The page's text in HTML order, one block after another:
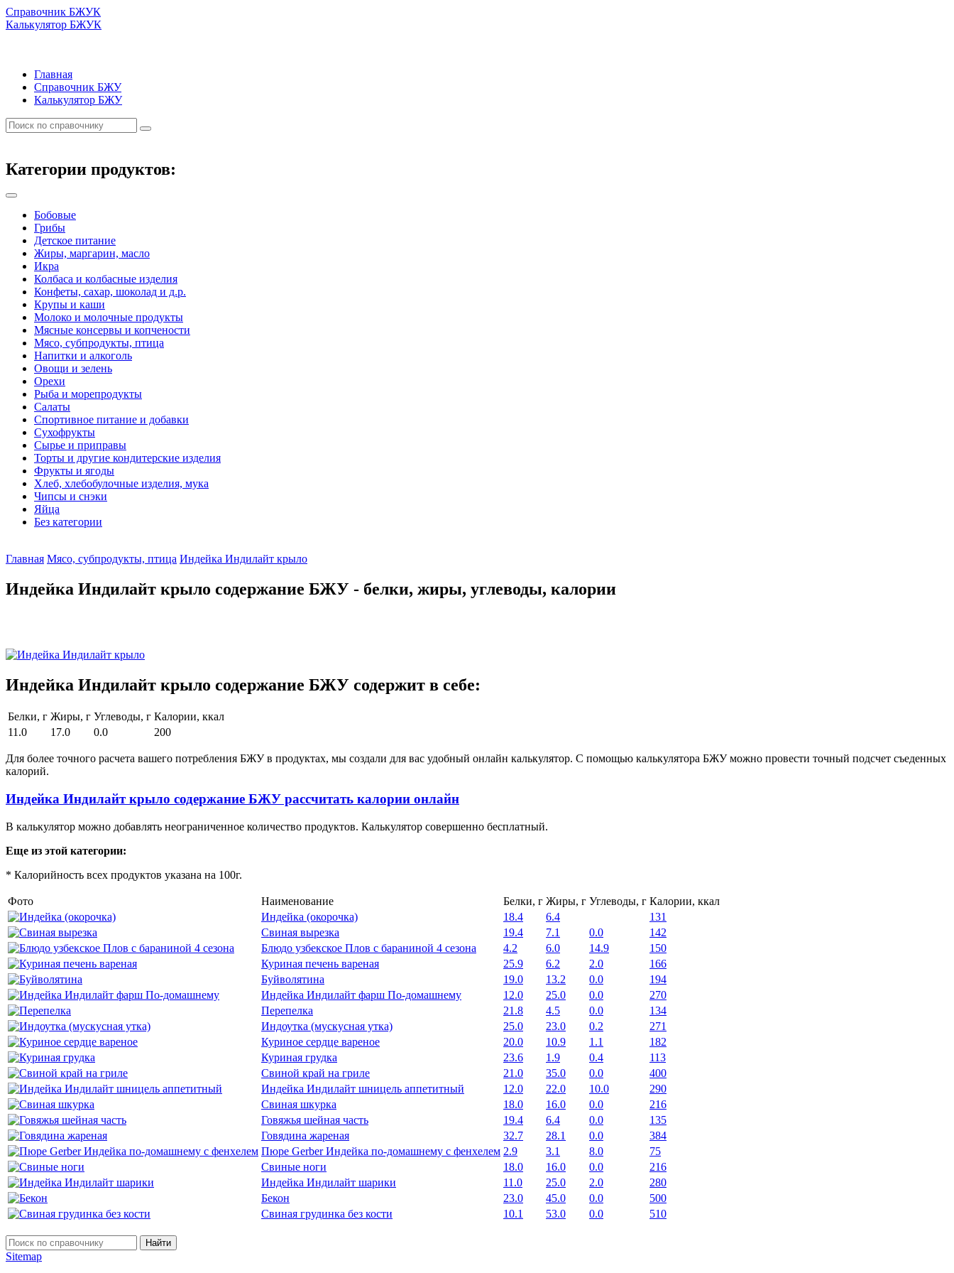
Справочник БЖУК
Калькулятор БЖУК
Главная
Справочник БЖУ
Калькулятор БЖУ
Категории продуктов:
Бобовые
Грибы
Детское питание
Жиры, маргарин, масло
Икра
Колбаса и колбасные изделия
Конфеты, сахар, шоколад и д.р.
Крупы и каши
Молоко и молочные продукты
Мясные консервы и копчености
Мясо, субпродукты, птица
Напитки и алкоголь
Овощи и зелень
Орехи
Рыба и морепродукты
Салаты
Спортивное питание и добавки
Сухофрукты
Сырье и приправы
Торты и другие кондитерские изделия
Фрукты и ягоды
Хлеб, хлебобулочные изделия, мука
Чипсы и снэки
Яйца
Без категории
Главная Мясо, субпродукты, птица Индейка Индилайт крыло
Индейка Индилайт крыло содержание БЖУ - белки, жиры, углеводы, калории
Индейка Индилайт крыло содержание БЖУ содержит в себе:
Белки, г Жиры, г Углеводы, г Калории, ккал
11.0
17.0 0.0 200
Для более точного расчета вашего потребления БЖУ в продуктах, мы создали для вас удобный онлайн калькулятор. С помощью калькулятора БЖУ можно провести точный подсчет съеденных
калорий.
Индейка Индилайт крыло содержание БЖУ рассчитать калории онлайн
В калькулятор можно добавлять неограниченное количество продуктов. Калькулятор совершенно бесплатный.
Еще из этой категории:
* Калорийность всех продуктов указана на 100г.
Фото Наименование Белки, г Жиры, г Углеводы, г Калории, ккал
Индейка (окорочка)
18.4 6.4
131
Свиная вырезка
19.4 7.1 0.0
142
Блюдо узбекское Плов с бараниной 4 сезона
4.2 6.0 14.9
150
Куриная печень вареная
25.9 6.2 2.0
166
Буйволятина
19.0 13.2 0.0
194
Индейка Индилайт фарш По-домашнему
12.0 25.0 0.0
270
Перепелка
21.8 4.5 0.0
134
Индоутка (мускусная утка)
25.0 23.0 0.2
271
Куриное сердце вареное
20.0 10.9 1.1
182
Куриная грудка
23.6 1.9 0.4
113
Свиной край на гриле
21.0 35.0 0.0
400
Индейка Индилайт шницель аппетитный
12.0 22.0 10.0
290
Свиная шкурка
18.0 16.0 0.0
216
Говяжья шейная часть
19.4 6.4 0.0
135
Говядина жареная
32.7 28.1 0.0
384
Пюре Gerber Индейка по-домашнему с фенхелем 2.9 3.1 8.0
75
Свиные ноги
18.0 16.0 0.0
216
Индейка Индилайт шарики
11.0 25.0 2.0
280
Бекон
23.0 45.0 0.0
500
Свиная грудинка без кости
10.1 53.0 0.0 510
Найти
Sitemap